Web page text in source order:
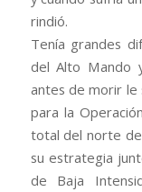
rindió.
Tenía grandes
del Alto Mando
antes de morir le
para la
total del norte
su estrategia
de Baja